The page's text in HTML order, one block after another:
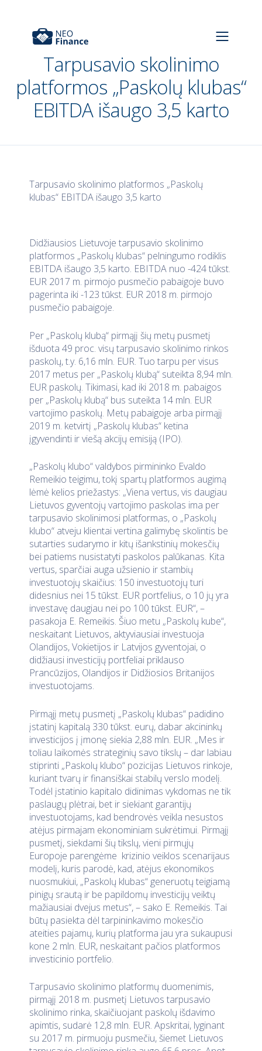
Tarpusavio skolinimo
platformos „Paskolų klubas“
EBITDA išaugo 3,5 karto
Tarpusavio skolinimo platformos „Paskolų
klubas“ EBITDA išaugo 3,5 karto
Didžiausios Lietuvoje tarpusavio skolinimo
platformos „Paskolų klubas“ pelningumo rodiklis
EBITDA išaugo 3,5 karto. EBITDA nuo -424 tūkst.
EUR 2017 m. pirmojo pusmečio pabaigoje buvo
pagerinta iki -123 tūkst. EUR 2018 m. pirmojo
pusmečio pabaigoje.
Per „Paskolų klubą“ pirmąjį šių metų pusmetį
išduota 49 proc. visų tarpusavio skolinimo rinkos
paskolų, t.y. 6,16 mln. EUR. Tuo tarpu per visus
2017 metus per „Paskolų klubą“ suteikta 8,94 mln.
EUR paskolų. Tikimasi, kad iki 2018 m. pabaigos
per „Paskolų klubą“ bus suteikta 14 mln. EUR
vartojimo paskolų. Metų pabaigoje arba pirmąjį
2019 m. ketvirtį „Paskolų klubas“ ketina
įgyvendinti ir viešą akcijų emisiją (IPO).
„Paskolų klubo“ valdybos pirmininko Evaldo
Remeikio teigimu, tokį spartų platformos augimą
lėmė kelios priežastys: „Viena vertus, vis daugiau
Lietuvos gyventojų vartojimo paskolas ima per
tarpusavio skolinimosi platformas, o „Paskolų
klubo“ atveju klientai vertina galimybę skolintis be
sutarties sudarymo ir kitų išankstinių mokesčių
bei patiems nusistatyti paskolos palūkanas. Kita
vertus, sparčiai auga užsienio ir stambių
investuotojų skaičius: 150 investuotojų turi
didesnius nei 15 tūkst. EUR portfelius, o 10 jų yra
investavę daugiau nei po 100 tūkst. EUR“, –
pasakoja E. Remeikis. Šiuo metu „Paskolų kube“,
neskaitant Lietuvos, aktyviausiai investuoja
Olandijos, Vokietijos ir Latvijos gyventojai, o
didžiausi investicijų portfeliai priklauso
Prancūzijos, Olandijos ir Didžiosios Britanijos
investuotojams.
Pirmąjį metų pusmetį „Paskolų klubas“ padidino
įstatinį kapitalą 330 tūkst. eurų, dabar akcininkų
investicijos į įmonę siekia 2,88 mln. EUR. „Mes ir
toliau laikomės strateginių savo tikslų – dar labiau
stiprinti „Paskolų klubo“ pozicijas Lietuvos rinkoje,
kuriant tvarų ir finansiškai stabilų verslo modelį.
Todėl įstatinio kapitalo didinimas vykdomas ne tik
paslaugų plėtrai, bet ir siekiant garantijų
investuotojams, kad bendrovės veikla nesustos
atėjus pirmajam ekonominiam sukrėtimui. Pirmąjį
pusmetį, siekdami šių tikslų, vieni pirmųjų
Europoje parengėme krizinio veiklos scenarijaus
modelį, kuris parodė, kad, atėjus ekonomikos
nuosmukiui, „Paskolų klubas“ generuotų teigiamą
pinigų srautą ir be papildomų investicijų veiktų
mažiausiai dvejus metus“, – sako E. Remeikis. Tai
būtų pasiekta dėl tarpininkavimo mokesčio
ateities pajamų, kurių platforma jau yra sukaupusi
kone 2 mln. EUR, neskaitant pačios platformos
investicinio portfelio.
Tarpusavio skolinimo platformų duomenimis,
pirmąjį 2018 m. pusmetį Lietuvos tarpusavio
skolinimo rinka, skaičiuojant paskolų išdavimo
apimtis, sudarė 12,8 mln. EUR. Apskritai, lyginant
su 2017 m. pirmuoju pusmečiu, šiemet Lietuvos